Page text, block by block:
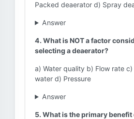
Packed deaerator d) Spray
Answer
4. What is NOT a factor
selecting a deaerator?
a) Water quality b) Flow rate
water d) Pressure
Answer
5. What is the primary benefit